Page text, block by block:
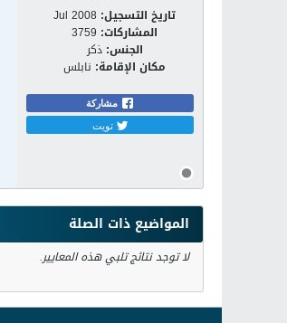
تاريخ التسجيل: Jul 2008
المشاركات: 3759
الجنس: ذكر
مكان الإقامة: نابلس
مشاركة
تويت
المواضيع ذات الصلة
لا توجد نتائج تلبي هذه المعايير.